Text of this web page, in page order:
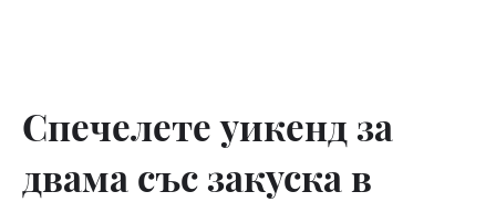
Спечелете уикенд за
двама със закуска в